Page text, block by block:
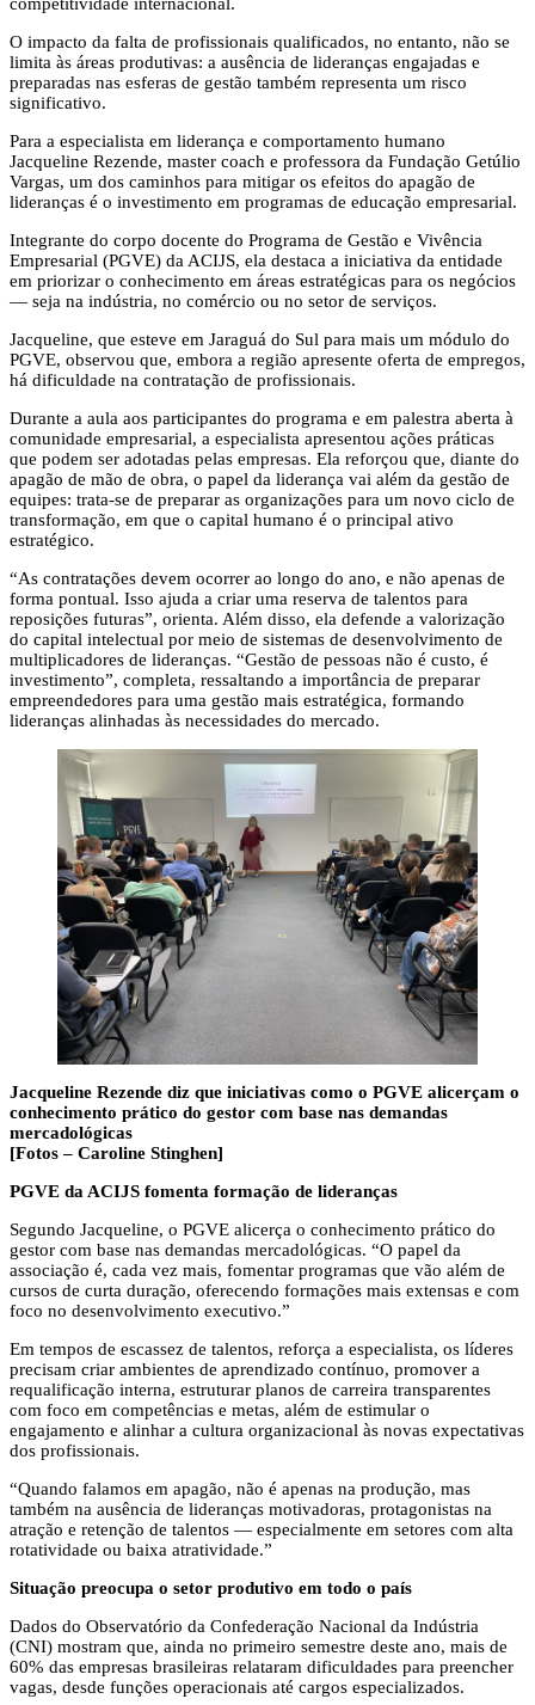
O impacto da falta de profissionais qualificados, no entanto, não se
limita às áreas produtivas: a ausência de lideranças engajadas e
preparadas nas esferas de gestão também representa um risco
significativo.
Para a especialista em liderança e comportamento humano
Jacqueline Rezende, master coach e professora da Fundação Getúlio
Vargas, um dos caminhos para mitigar os efeitos do apagão de
lideranças é o investimento em programas de educação empresarial.
Integrante do corpo docente do Programa de Gestão e Vivência
Empresarial (PGVE) da ACIJS, ela destaca a iniciativa da entidade
em priorizar o conhecimento em áreas estratégicas para os negócios
— seja na indústria, no comércio ou no setor de serviços.
Jacqueline, que esteve em Jaraguá do Sul para mais um módulo do
PGVE, observou que, embora a região apresente oferta de empregos,
há dificuldade na contratação de profissionais.
Durante a aula aos participantes do programa e em palestra aberta à
comunidade empresarial, a especialista apresentou ações práticas
que podem ser adotadas pelas empresas. Ela reforçou que, diante do
apagão de mão de obra, o papel da liderança vai além da gestão de
equipes: trata-se de preparar as organizações para um novo ciclo de
transformação, em que o capital humano é o principal ativo
estratégico.
“As contratações devem ocorrer ao longo do ano, e não apenas de
forma pontual. Isso ajuda a criar uma reserva de talentos para
reposições futuras”, orienta. Além disso, ela defende a valorização
do capital intelectual por meio de sistemas de desenvolvimento de
multiplicadores de lideranças. “Gestão de pessoas não é custo, é
investimento”, completa, ressaltando a importância de preparar
empreendedores para uma gestão mais estratégica, formando
lideranças alinhadas às necessidades do mercado.
Jacqueline Rezende diz que iniciativas como o PGVE alicerçam o
conhecimento prático do gestor com base nas demandas
mercadológicas
[Fotos – Caroline Stinghen]
PGVE da ACIJS fomenta formação de lideranças
Segundo Jacqueline, o PGVE alicerça o conhecimento prático do
gestor com base nas demandas mercadológicas. “O papel da
associação é, cada vez mais, fomentar programas que vão além de
cursos de curta duração, oferecendo formações mais extensas e com
foco no desenvolvimento executivo.”
Em tempos de escassez de talentos, reforça a especialista, os líderes
precisam criar ambientes de aprendizado contínuo, promover a
requalificação interna, estruturar planos de carreira transparentes
com foco em competências e metas, além de estimular o
engajamento e alinhar a cultura organizacional às novas expectativas
dos profissionais.
“Quando falamos em apagão, não é apenas na produção, mas
também na ausência de lideranças motivadoras, protagonistas na
atração e retenção de talentos — especialmente em setores com alta
rotatividade ou baixa atratividade.”
Situação preocupa o setor produtivo em todo o país
Dados do Observatório da Confederação Nacional da Indústria
(CNI) mostram que, ainda no primeiro semestre deste ano, mais de
60% das empresas brasileiras relataram dificuldades para preencher
vagas, desde funções operacionais até cargos especializados.